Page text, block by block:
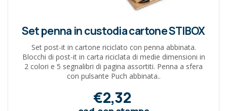
Set penna in custodia cartone STIBOX
Set post-it in cartone riciclato con penna abbinata.
Blocchi di post-it in carta riciclata di medie dimensioni in
2 colori e 5 segnalibri di pagina assortiti. Penna a sfera
con pulsante Puch abbinata..
€2,32